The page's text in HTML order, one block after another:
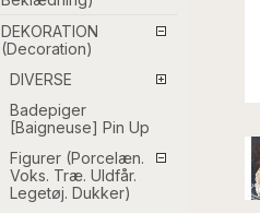
DEKORATION
(Decoration)
DIVERSE
Badepiger
[Baigneuse] Pin Up
Figurer (Porcelæn.
Voks. Træ. Uldfår.
Legetøj. Dukker)